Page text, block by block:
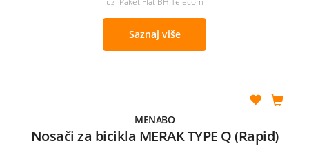
Saznaj više
MENABO
Nosači za bicikla MERAK TYPE Q (Rapid)